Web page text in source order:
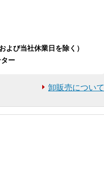
よび当社休業日を除く）
ー
卸販売について